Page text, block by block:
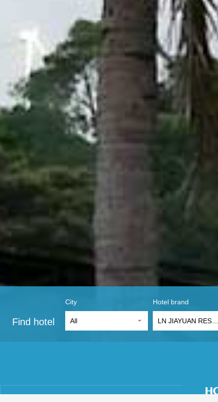
Find hotel
City
All
Hotel brand